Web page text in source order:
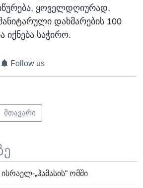
იწურება, ყოველდღიურად,
დახმარების 100
იქნება საჭირო.
Follow us
მთავარი
„ჰამასის“ ომში